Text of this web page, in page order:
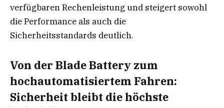
verfügbaren Rechenleistung und steigert sowohl
die Performance als auch die
Sicherheitsstandards deutlich.
Von der Blade Battery zum
hochautomatisiertem Fahren:
Sicherheit bleibt die höchste